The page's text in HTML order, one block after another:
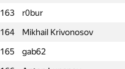
163
r0bur
164
Mikhail Krivonosov
165
gab62